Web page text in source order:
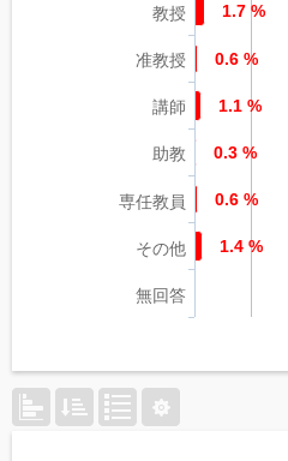
教授
准教授
講師
助教
専任教員
その他
無回答
1.7 %
0.6 %
1.1 %
0.3 %
0.6 %
1.4 %